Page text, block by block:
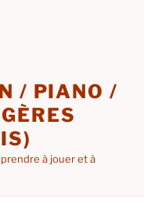
/ PIANO /
à jouer et à